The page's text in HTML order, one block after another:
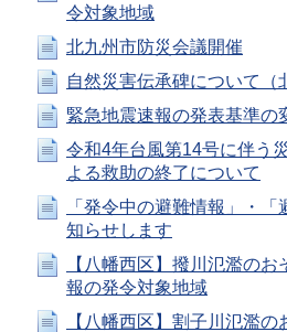
令対象地域
北九州市防災会議開催
自然災害伝承碑について（
緊急地震速報の発表基準の
令和4年台風第14号に伴う
よる救助の終了について
「発令中の避難情報」・
知らせします
【八幡西区】撥川氾濫の
報の発令対象地域
【八幡西区】割子川氾濫